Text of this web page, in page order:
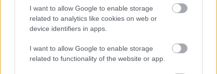
I want to allow Google to enable storage
related to analytics like cookies on web or
device identifiers in apps.
I want to allow Google to enable storage
related to functionality of the website or app.
Zdieľať článok
Pozrite si viac